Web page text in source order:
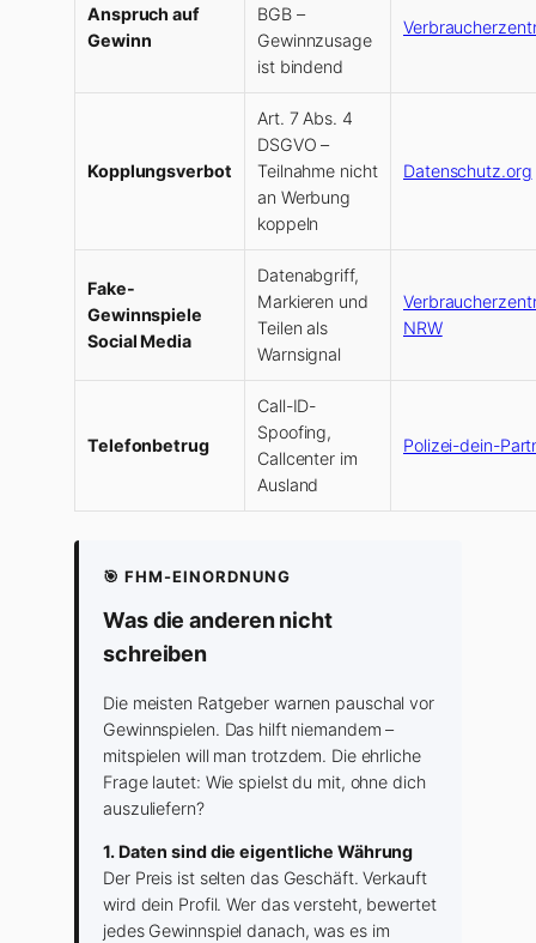
Anspruch auf
Gewinn
BGB –
Gewinnzusage
ist bindend
Kopplungsverbot
Art. 7 Abs. 4
DSGVO –
Teilnahme nicht
an Werbung
koppeln
Datenschutz.org
Fake-
Gewinnspiele
Social Media
Datenabgriff,
Markieren und
Teilen als
Warnsignal
NRW
Telefonbetrug
Call-ID-
Spoofing,
Callcenter im
Ausland
Polizei-dein-
🎯 FHM-EINORDNUNG
Was die anderen nicht
schreiben
Die meisten Ratgeber warnen pauschal vor
Gewinnspielen. Das hilft niemandem –
mitspielen will man trotzdem. Die ehrliche
Frage lautet: Wie spielst du mit, ohne dich
auszuliefern?
1. Daten sind die eigentliche Währung
Der Preis ist selten das Geschäft. Verkauft
wird dein Profil. Wer das versteht, bewertet
jedes Gewinnspiel danach, was es im